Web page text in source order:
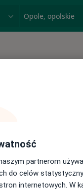
podane
ze specjalistami
partnerom
do celów
internetowych. W